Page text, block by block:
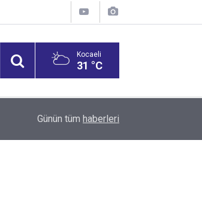
Kocaeli
31 °C
Vali Aktaş, İzmit Tepeköy Mahallesi'ni Ziyaret
Günün tüm haberleri